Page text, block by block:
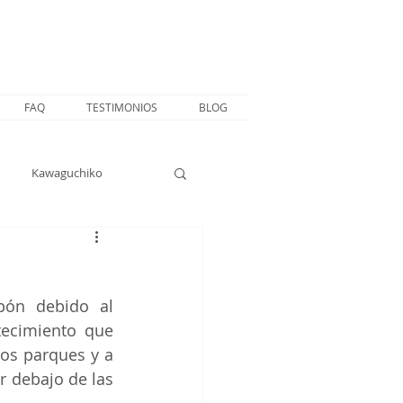
FAQ TESTIMONIOS BLOG
Kawaguchiko
debido al
que
parques y a
debajo de las